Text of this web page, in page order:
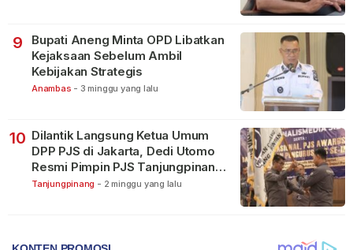
9
Bupati Aneng Minta OPD Libatkan
Kejaksaan Sebelum Ambil
Kebijakan Strategis
Anambas - 3 minggu yang lalu
10 Dilantik Langsung Ketua Umum
DPP PJS di Jakarta, Dedi Utomo
Resmi Pimpin PJS Tanjungpinang-
Bintan
Tanjungpinang - 2 minggu yang lalu